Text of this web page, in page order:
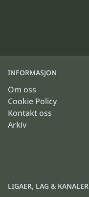
INFORMASJON
Om oss
Cookie Policy
Kontakt oss
Arkiv
LIGAER, LAG & KANALER